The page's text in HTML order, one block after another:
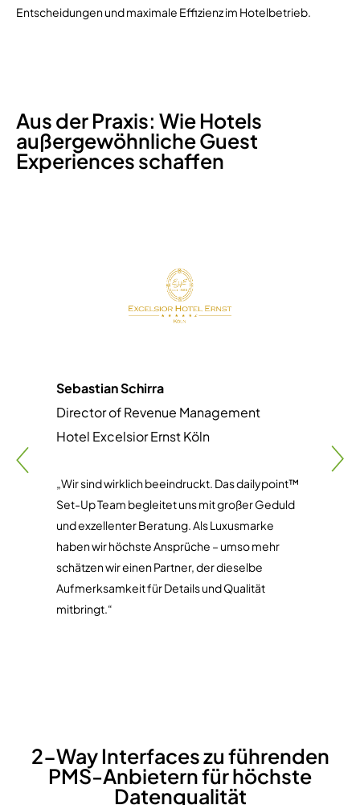
Entscheidungen und maximale Effizienz im Hotelbetrieb.
Aus der Praxis: Wie Hotels
außergewöhnliche Guest
Experiences schaffen
Sebastian Schirra
Director of Revenue Management
Hotel Excelsior Ernst Köln
„Wir sind wirklich beeindruckt. Das dailypoint™
Set-Up Team begleitet uns mit großer Geduld
und exzellenter Beratung. Als Luxusmarke
haben wir höchste Ansprüche – umso mehr
schätzen wir einen Partner, der dieselbe
Aufmerksamkeit für Details und Qualität
mitbringt.“
2-Way Interfaces zu führenden
PMS-Anbietern für höchste
Datenqualität